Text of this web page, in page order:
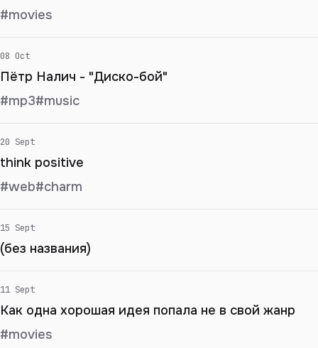
#movies
08 Oct
Пётр Налич - "Диско-бой"
#mp3#music
20 Sept
think positive
#web#charm
15 Sept
(без названия)
11 Sept
Как одна хорошая идея попала не в свой жанр
#movies